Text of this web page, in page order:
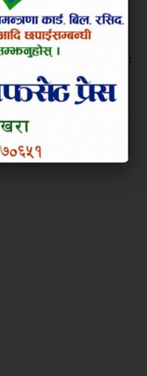
समाचार माध्यम हो।
स्थानीय गतिविधि, प्रादेशिक
सम्प्रेषण गर्दछ। यसले
सुसूचित गर्दै